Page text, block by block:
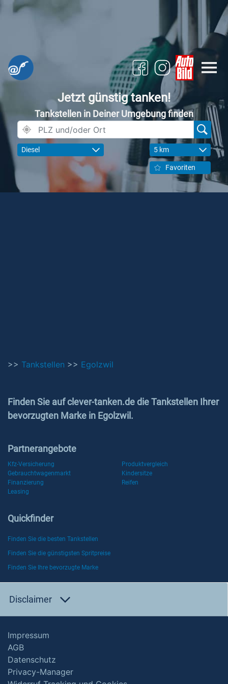
Jetzt günstig tanken!
Tankstellen in Deiner Umgebung finden
Diesel 5 km
Favoriten
>> Tankstellen >> Egolzwil
Finden Sie auf clever-tanken.de die Tankstellen Ihrer
bevorzugten Marke in Egolzwil.
Partnerangebote
Kfz-Versicherung
Produktvergleich
Gebrauchtwagenmarkt
Kindersitze
Finanzierung
Reifen
Leasing
Quickfinder
Finden Sie die besten Tankstellen
Finden Sie die günstigsten Spritpreise
Finden Sie Ihre bevorzugte Marke
Disclaimer
Impressum
AGB
Datenschutz
Privacy-Manager